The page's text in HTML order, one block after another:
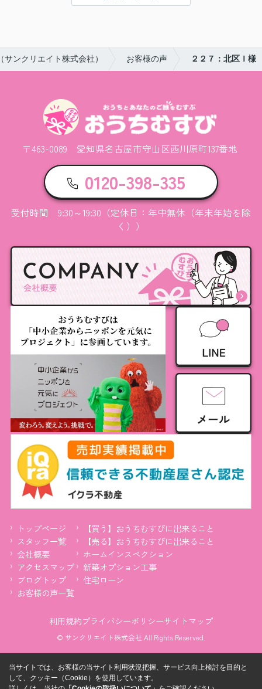
ンクリエイト株式会社） お客様の声 ２２７：北区Ｉ様
〒463-0089 愛知県名古屋市守山区西川原町137番地
0120-398-335
受付時間 9:30～19:30（定休日：年中無休（年末年始を除
く））
トップページ
【買う】おうちむすびに出来ること
スタッフ一覧
【売る】おうちむすびに出来ること
会社概要
ホームインスペクション
アクセスマップ
新築オプション工事
ブログトップ
住宅ローン
お客様の声一覧
利用規約プライバシーポリシーサイトマップ
© サンクリエイト株式会社 All Rights Reserved.
当サイトでは、お客様の当サイト利用状況把握、サービス向上検討を目的と
して、クッキー（Cookie）を使用しています。